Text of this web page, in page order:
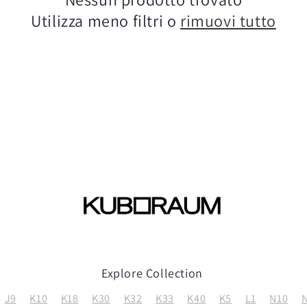
Utilizza meno filtri o rimuovi tutto
Explore Collection
J9 K10 K18 K30 K32 K33 K40 K5 L1 N10